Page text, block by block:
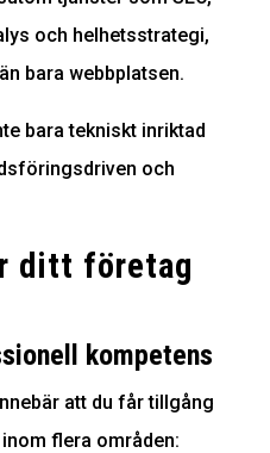
och helhetsstrategi,
bara webbplatsen.
bara tekniskt inriktad
och
ditt företag
kompetens
att du får tillgång
flera områden: